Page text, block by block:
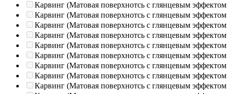
Карвинг (Матовая поверхнотсь с глянцевым эффектом
Карвинг (Матовая поверхнотсь с глянцевым эффектом
Карвинг (Матовая поверхнотсь с глянцевым эффектом
Карвинг (Матовая поверхнотсь с глянцевым эффектом
Карвинг (Матовая поверхнотсь с глянцевым эффектом
Карвинг (Матовая поверхнотсь с глянцевым эффектом
Карвинг (Матовая поверхнотсь с глянцевым эффектом
Карвинг (Матовая поверхнотсь с глянцевым эффектом
Карвинг (Матовая поверхнотсь с глянцевым эффектом